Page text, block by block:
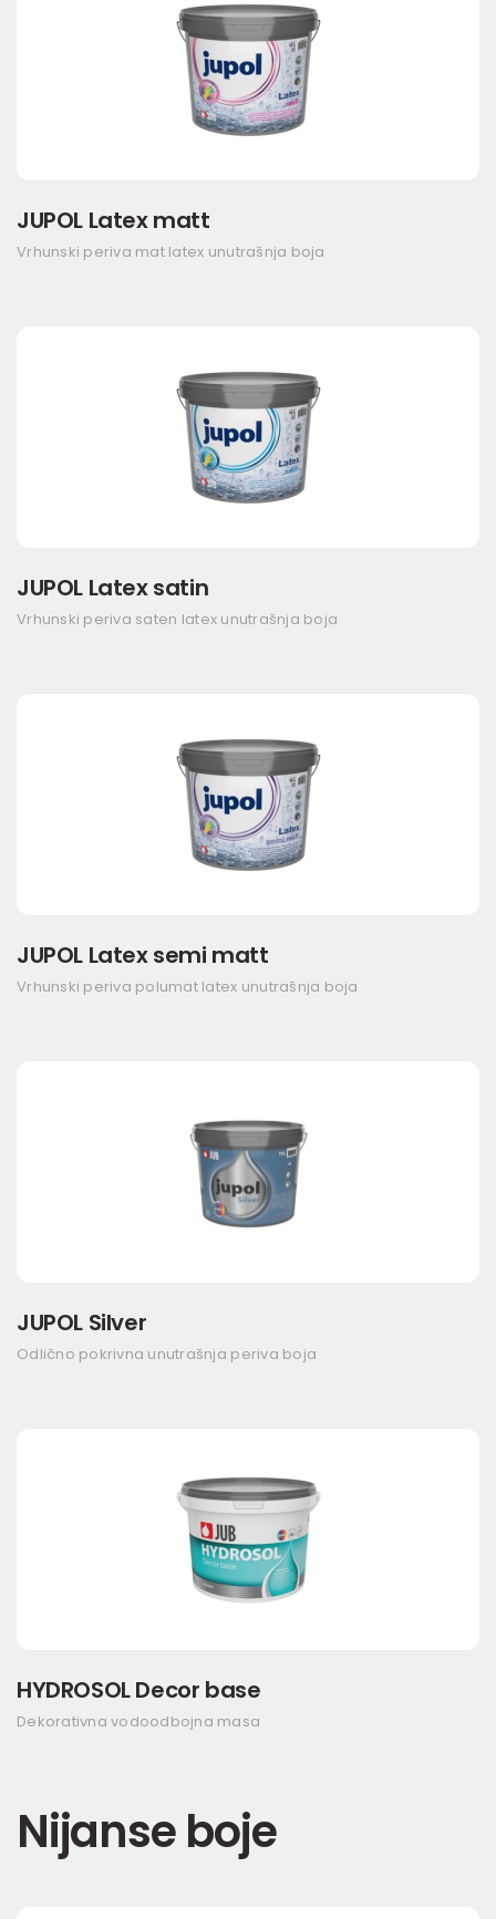
JUPOL Latex matt
Vrhunski periva mat latex unutrašnja boja
JUPOL Latex satin
Vrhunski periva saten latex unutrašnja boja
JUPOL Latex semi matt
Vrhunski periva polumat latex unutrašnja boja
JUPOL Silver
Odlično pokrivna unutrašnja periva boja
HYDROSOL Decor base
Dekorativna vodoodbojna masa
Nijanse boje